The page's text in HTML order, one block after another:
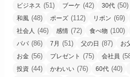
ビジネス (51) ブーケ (42) 30代 (50)
和風 (48) ポーズ (112) リボン (69)
社会人 (46) 感情 (72) 食べ物 (100)
パパ (86) 7月 (51) 父の日 (87) お
お金 (56) プレゼント (75) 会社員
投資 (44) かわいい (76) 60代 (40)